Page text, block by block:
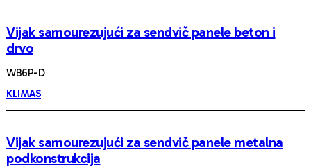
Vijak samourezujući za sendvič panele beton i
drvo
WB6P-D
KLIMAS
Vijak samourezujući za sendvič panele metalna
podkonstrukcija